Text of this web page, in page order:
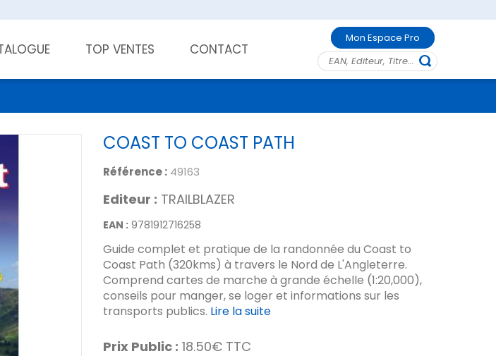
TOP VENTES CONTACT
Mon Espace Pro
COAST TO COAST PATH
Référence : 49163
Editeur : TRAILBLAZER
EAN : 9781912716258
Guide complet et pratique de la randonnée du Coast to
Coast Path (320kms) à travers le Nord de L'Angleterre.
Comprend cartes de marche à grande échelle (1:20,000),
conseils pour manger, se loger et informations sur les
transports publics. Lire la suite
Prix Public : 18.50€ TTC